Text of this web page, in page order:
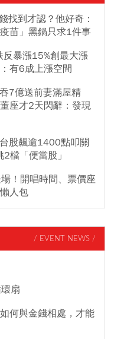
找到才認？他好奇：
苗」黑鍋只求1件事
暴漲15%創最大漲
有6成上漲空間
7億送前妻滿屋精
座才2天閃辭：發現
股飆逾1400點叩關
檔「便當股」
！開唱時間、票價座
人包
/ EVENT NEWS /
扇
何與金錢相處，才能